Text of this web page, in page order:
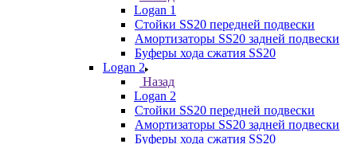
Logan 1
Стойки SS20 передней подвески
Амортизаторы SS20 задней подвески
Буферы хода сжатия SS20
Logan 2
Назад
Logan 2
Стойки SS20 передней подвески
Амортизаторы SS20 задней подвески
Буферы хода сжатия SS20